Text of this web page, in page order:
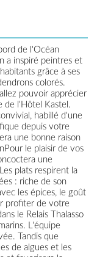
de l'Océan
a inspiré peintres et
grâce à ses
colorés.
pouvoir apprécier
de l'Hôtel Kastel.
habillé d'une
depuis votre
une bonne raison
le plaisir de vos
une
plats respirent la
: riche de son
les épices, le goût
profiter de votre
le Relais Thalasso
L'équipe
Tandis que
de algues et les